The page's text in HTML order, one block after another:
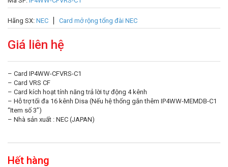
Hãng SX: NEC Card mở rộng tổng đài NEC
Giá liên hệ
– Card IP4WW-CFVRS-C1
– Card VRS CF
– Card kích hoạt tính năng trả lời tự động 4 kênh
– Hỗ trợ tối đa 16 kênh Disa (Nếu hệ thống gắn thêm IP4WW-MEMDB-C1
“Item số 3”)
– Nhà sản xuất : NEC (JAPAN)
Hết hàng